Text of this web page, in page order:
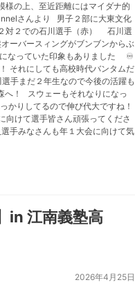
の上、至近距離にはマイダナ的
さんより 男子２部に大東文化
対２での石川選手（赤） 石川選
ーバースィングがブンブンからぶ
になっていた印象もありました ♾️
それにしても高校時代バンタムだ
手まだ２年生なので今後の活躍も
！ スウェーもそれなりになっ
かりしてるので伸び代大ですね！
向けて選手皆さん頑張ってくださ
手みなさんも年１大会に向けて気
in 江南義塾高
2026年4月25日